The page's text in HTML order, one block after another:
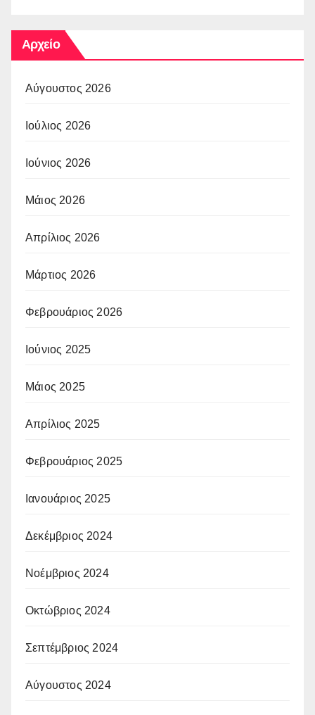
Αρχείο
Αύγουστος 2026
Ιούλιος 2026
Ιούνιος 2026
Μάιος 2026
Απρίλιος 2026
Μάρτιος 2026
Φεβρουάριος 2026
Ιούνιος 2025
Μάιος 2025
Απρίλιος 2025
Φεβρουάριος 2025
Ιανουάριος 2025
Δεκέμβριος 2024
Νοέμβριος 2024
Οκτώβριος 2024
Σεπτέμβριος 2024
Αύγουστος 2024